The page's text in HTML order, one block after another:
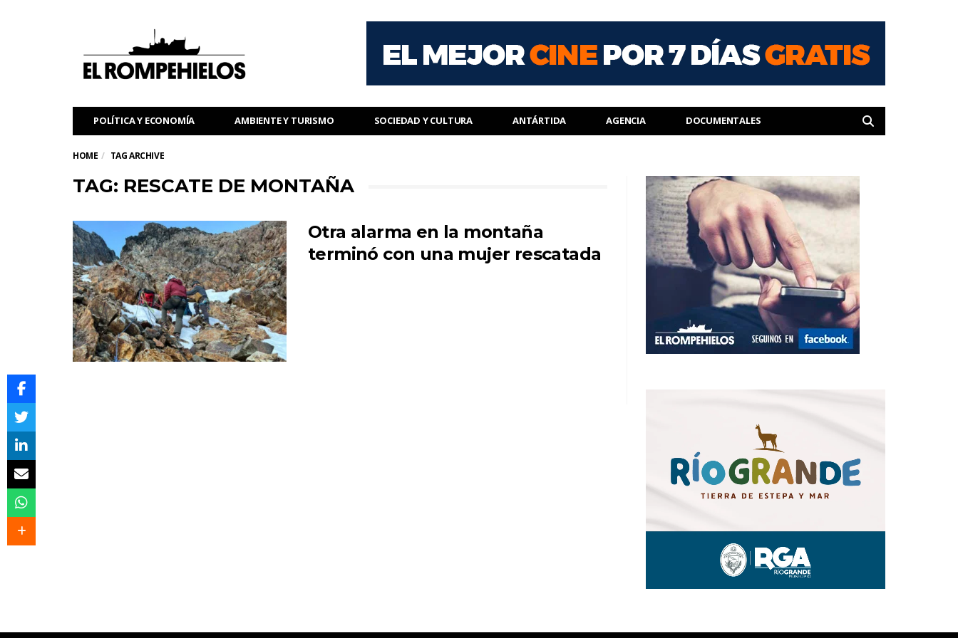
POLÍTICA Y ECONOMÍA AMBIENTE Y TURISMO SOCIEDAD Y CULTURA ANTÁRTIDA AGENCIA DOCUMENTALES
HOME TAG ARCHIVE
TAG: RESCATE DE MONTAÑA
Otra alarma en la montaña
terminó con una mujer rescatada